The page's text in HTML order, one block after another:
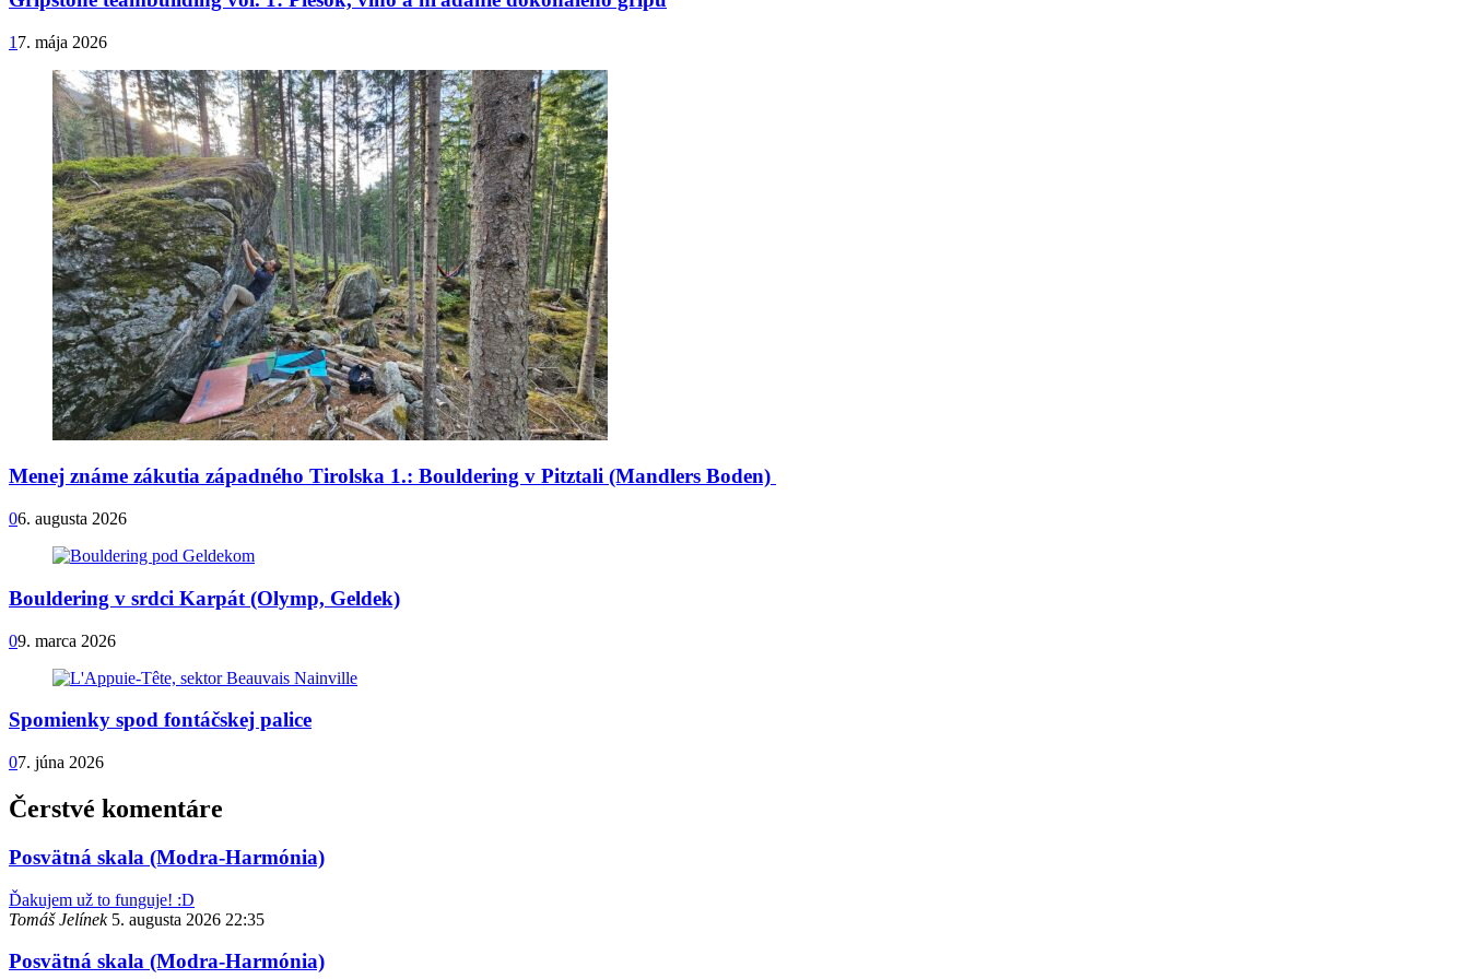
1 7. mája 2026
Menej známe zákutia západného Tirolska 1.: Bouldering v Pitztali (Mandlers Boden)
06. augusta 2026
Bouldering v srdci Karpát (Olymp, Geldek)
09. marca 2026
Spomienky spod fontáčskej palice
07. júna 2026
Čerstvé komentáre
Posvätná skala (Modra-Harmónia)
Ďakujem už to funguje! :D
Tomáš Jelínek 5. augusta 2026 22:35
Posvätná skala (Modra-Harmónia)